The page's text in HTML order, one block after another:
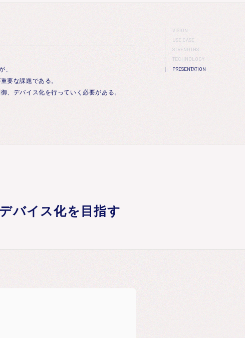
VISION
USE CASE
STRENGTHS
TECHNOLOGY
PRESENTATION
、
要な課題である。
、デバイス化を行っていく必要がある。
バイス化を目指す